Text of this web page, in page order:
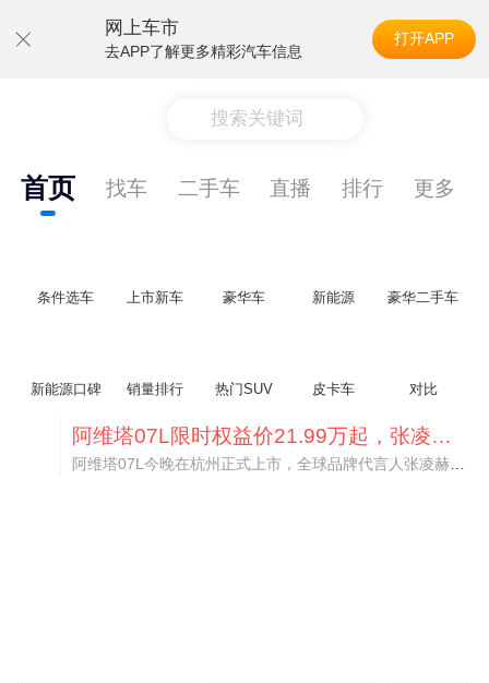
网上车市
去APP了解更多精彩汽车信息
打开APP
搜索关键词
首页 找车 二手车 直播 排行 更多
条件选车 上市新车 豪华车 新能源 豪华二手车
新能源口碑 销量排行 热门SUV 皮卡车 对比
阿维塔07L限时权益价21.99万起，张凌赫成首位车主
阿维塔07L今晚在杭州正式上市，全球品牌代言人张凌赫现场提车，成为这台车的第一位主人。三个版本：Elite纯电版22.99万，Max+后驱纯电版24.99万，Ultra三电机四驱版27.99万。